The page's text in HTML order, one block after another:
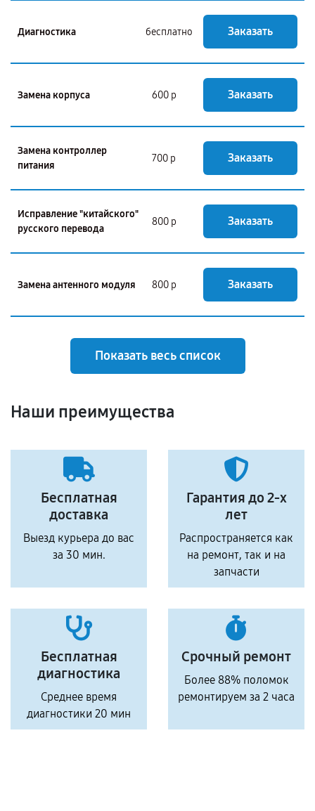
Диагностика бесплатно Заказать
Замена корпуса 600 р Заказать
Замена контроллер
питания
700 р Заказать
Исправление "китайского"
русского перевода
800 р Заказать
Замена антенного модуля 800 р Заказать
Показать весь список
Наши преимущества
Бесплатная
доставка
Выезд курьера до вас
за 30 мин.
Гарантия до 2-х
лет
Распространяется как
на ремонт, так и на
запчасти
Бесплатная
диагностика
Среднее время
диагностики 20 мин
Срочный ремонт
Более 88% поломок
ремонтируем за 2 часа